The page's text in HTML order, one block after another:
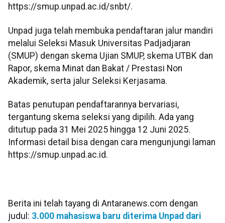
https://smup.unpad.ac.id/snbt/.
Unpad juga telah membuka pendaftaran jalur mandiri
melalui Seleksi Masuk Universitas Padjadjaran
(SMUP) dengan skema Ujian SMUP, skema UTBK dan
Rapor, skema Minat dan Bakat / Prestasi Non
Akademik, serta jalur Seleksi Kerjasama.
Batas penutupan pendaftarannya bervariasi,
tergantung skema seleksi yang dipilih. Ada yang
ditutup pada 31 Mei 2025 hingga 12 Juni 2025.
Informasi detail bisa dengan cara mengunjungi laman
https://smup.unpad.ac.id.
Berita ini telah tayang di Antaranews.com dengan
judul: 3.000 mahasiswa baru diterima Unpad dari